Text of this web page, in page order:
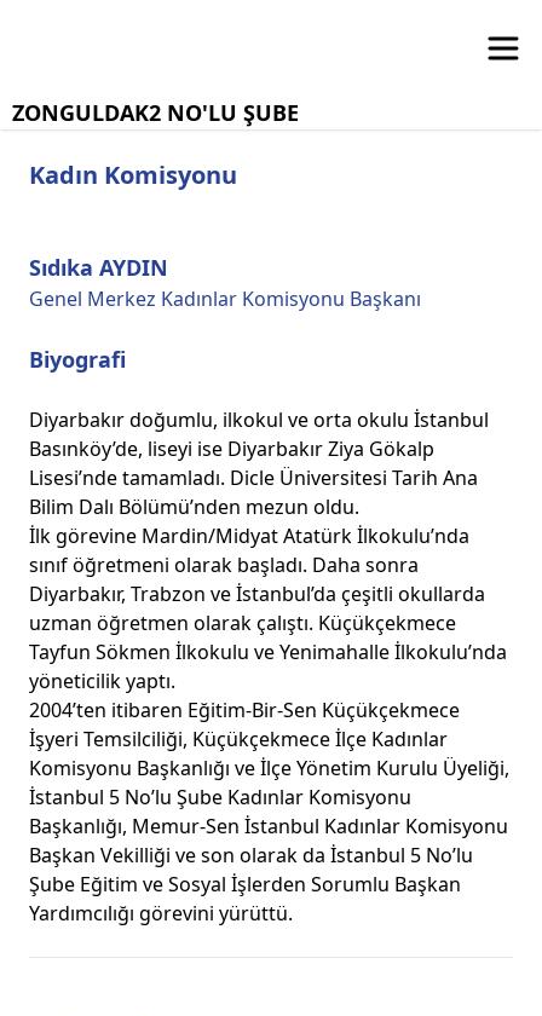
ZONGULDAK2 NO'LU ŞUBE
Kadın Komisyonu
Sıdıka AYDIN
Genel Merkez Kadınlar Komisyonu Başkanı
Biyografi
Diyarbakır doğumlu, ilkokul ve orta okulu İstanbul
Basınköy’de, liseyi ise Diyarbakır Ziya Gökalp
Lisesi’nde tamamladı. Dicle Üniversitesi Tarih Ana
Bilim Dalı Bölümü’nden mezun oldu.
İlk görevine Mardin/Midyat Atatürk İlkokulu’nda
sınıf öğretmeni olarak başladı. Daha sonra
Diyarbakır, Trabzon ve İstanbul’da çeşitli okullarda
uzman öğretmen olarak çalıştı. Küçükçekmece
Tayfun Sökmen İlkokulu ve Yenimahalle İlkokulu’nda
yöneticilik yaptı.
2004’ten itibaren Eğitim-Bir-Sen Küçükçekmece
İşyeri Temsilciliği, Küçükçekmece İlçe Kadınlar
Komisyonu Başkanlığı ve İlçe Yönetim Kurulu Üyeliği,
İstanbul 5 No’lu Şube Kadınlar Komisyonu
Başkanlığı, Memur-Sen İstanbul Kadınlar Komisyonu
Başkan Vekilliği ve son olarak da İstanbul 5 No’lu
Şube Eğitim ve Sosyal İşlerden Sorumlu Başkan
Yardımcılığı görevini yürüttü.